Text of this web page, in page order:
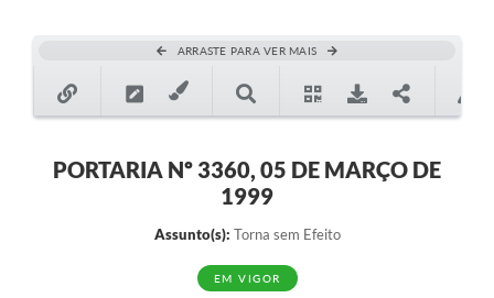
ARRASTE PARA VER MAIS
PORTARIA Nº 3360, 05 DE MARÇO DE
1999
Assunto(s): Torna sem Efeito
EM VIGOR